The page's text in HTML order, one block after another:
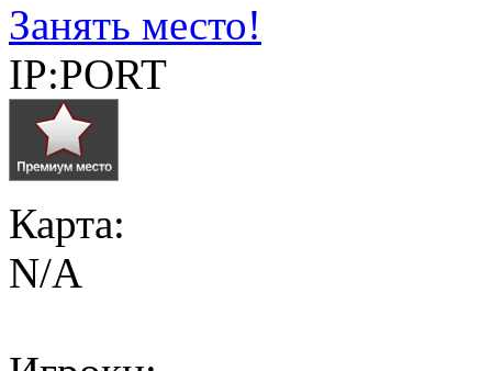
Занять место!
IP:PORT
Карта:
N/A